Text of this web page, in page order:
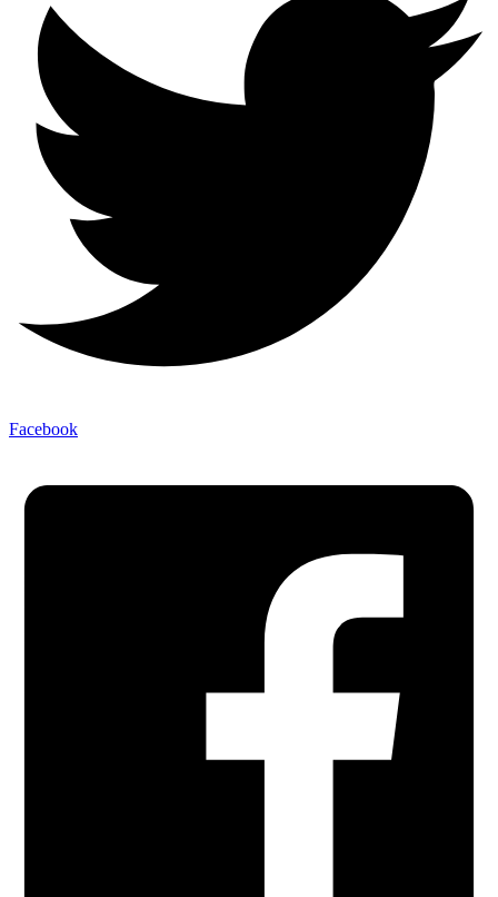
Facebook